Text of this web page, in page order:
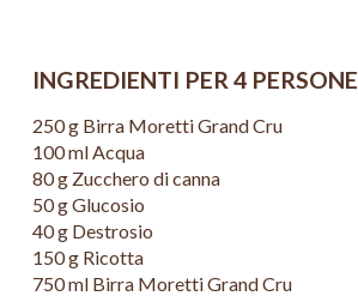
INGREDIENTI PER 4 PERSONE
250 g Birra Moretti Grand Cru
100 ml Acqua
80 g Zucchero di canna
50 g Glucosio
40 g Destrosio
150 g Ricotta
750 ml Birra Moretti Grand Cru